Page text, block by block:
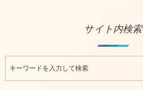
サイト内検索